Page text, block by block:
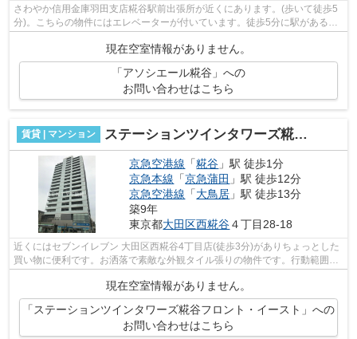
さわやか信用金庫羽田支店糀谷駅前出張所が近くにあります。(歩いて徒歩5
分)。こちらの物件にはエレベーターが付いています。徒歩5分に駅がある物
件です。よくお出かけをする方にも便...
現在空室情報がありません。
「アソシエール糀谷」への
お問い合わせはこちら
賃貸 | マンション ステーションツインタワーズ糀谷フロント・イースト
京急空港線 「糀谷 」駅 徒歩1分
京急本線 「京急蒲田 」駅 徒歩12分
京急空港線 「大鳥居 」駅 徒歩13分
築9年
東京都大田区西糀谷４丁目28-18
近くにはセブンイレブン 大田区西糀谷4丁目店(徒歩3分)がありちょっとした
買い物に便利です。お洒落で素敵な外観タイル張りの物件です。行動範囲が
広がる2駅利用可能な物件です。平坦...
現在空室情報がありません。
「ステーションツインタワーズ糀谷フロント・イースト」への
お問い合わせはこちら